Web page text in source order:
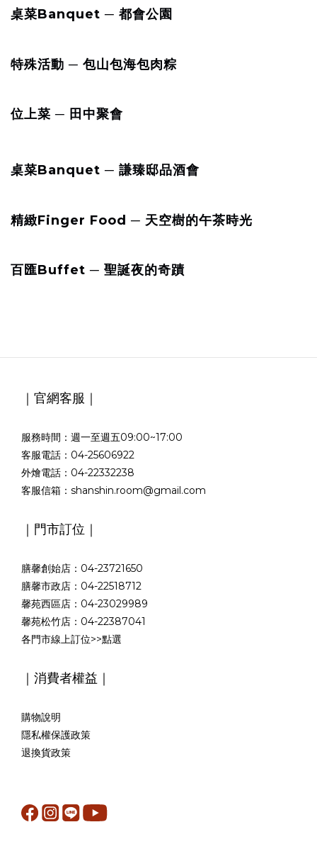
桌菜Banquet ─ 都會公園
特殊活動 ─ 包山包海包肉粽
位上菜 ─ 田中聚會
桌菜Banquet ─ 謙臻邸品酒會
精緻Finger Food ─ 天空樹的午茶時光
百匯Buffet ─ 聖誕夜的奇蹟
｜官網客服｜
服務時間：週一至週五09:00~17:00
客服電話：04-25606922
外燴電話：04-22332238
客服信箱：shanshin.room@gmail.com
｜門市訂位｜
膳馨創始店：04-23721650
膳馨市政店：04-22518712
馨苑西區店：04-23029989
馨苑松竹店：04-22387041
各門市線上訂位>>點選
｜消費者權益｜
購物說明
隱私權保護政策
退換貨政策